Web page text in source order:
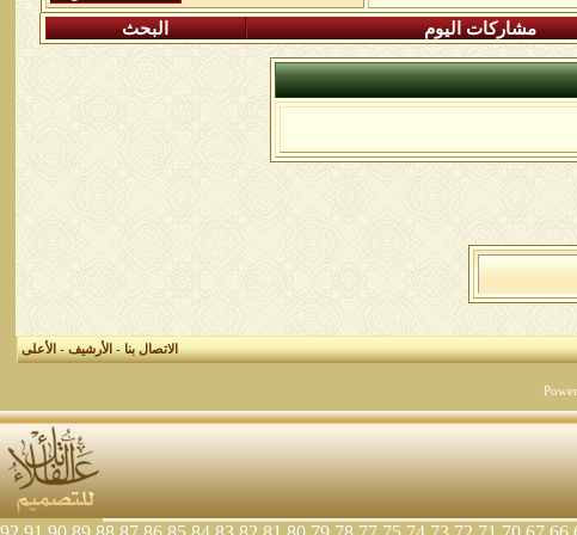
مشاركات اليوم البحث
الاتصال بنا-الأرشيف-الأعلى